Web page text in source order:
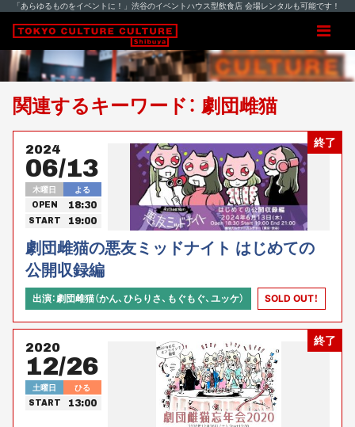
「あらゆるものをイベントに！」渋谷のイベントハウス型飲食店 会場レンタルも可能です！
関連するキーワード： 劇団雌猫
終了
2024
06/13
木曜日 よる
OPEN 18:30
START 19:00
劇団雌猫の悪友ミッドナイト はじめての
公開収録編
出演：劇団雌猫（かん、ひらりさ、もぐもぐ、ユッケ） SOLD OUT！
終了
2020
12/26
土曜日 ひる
START 13:00